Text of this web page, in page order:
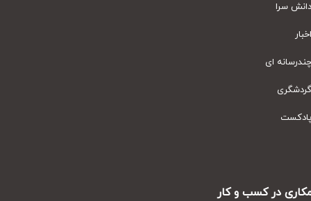
سرا
ای
در کسب و کار